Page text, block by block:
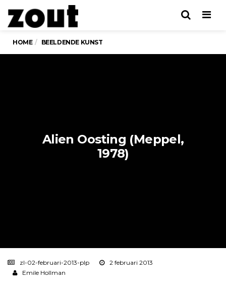
HOME BEELDENDE KUNST
Alien Oosting (Meppel,
1978)
zl-02-februari-2013-plp
2 februari 2013
Emile Hollman